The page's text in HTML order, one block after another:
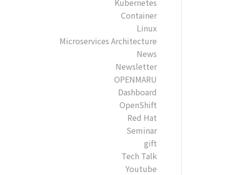
Kubernetes
Container
Linux
Microservices Architecture
News
Newsletter
OPENMARU
Dashboard
OpenShift
Red Hat
Seminar
gift
Tech Talk
Youtube